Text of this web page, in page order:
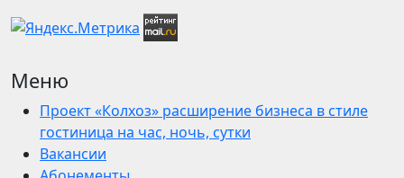
Меню
Проект «Колхоз» расширение бизнеса в стиле
гостиница на час, ночь, сутки
Вакансии